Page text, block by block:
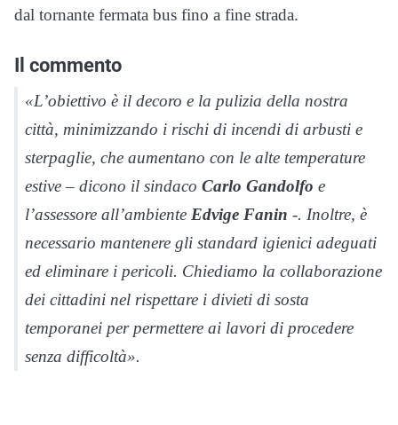
dal tornante fermata bus fino a fine strada.
Il commento
«L’obiettivo è il decoro e la pulizia della nostra
città, minimizzando i rischi di incendi di arbusti e
sterpaglie, che aumentano con le alte temperature
estive – dicono il sindaco Carlo Gandolfo e
l’assessore all’ambiente Edvige Fanin -. Inoltre, è
necessario mantenere gli standard igienici adeguati
ed eliminare i pericoli. Chiediamo la collaborazione
dei cittadini nel rispettare i divieti di sosta
temporanei per permettere ai lavori di procedere
senza difficoltà».